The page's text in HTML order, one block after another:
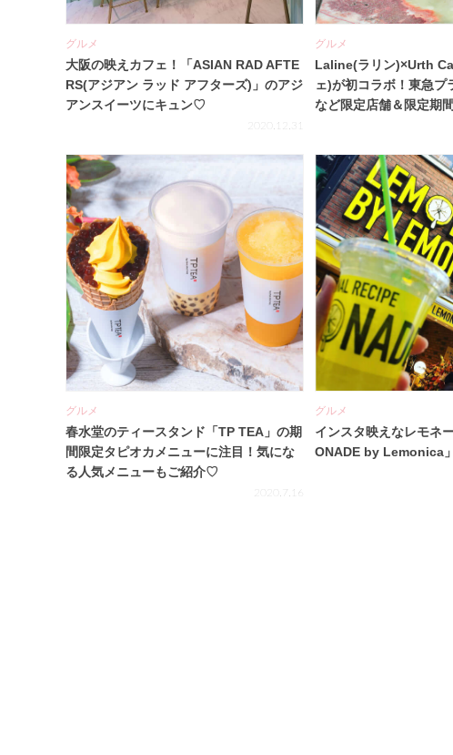
グルメ
大阪の映えカフェ！「ASIAN RAD AFTE
RS(アジアン ラッド アフターズ)」のアジ
アンスイーツにキュン♡
2020.12.31
グルメ
Laline(ラリン)×Urth
ェ)が初コラボ！東急プ
など限定店舗＆限定期
グルメ
春水堂のティースタンド「TP TEA」の期
間限定タピオカメニューに注目！気にな
る人気メニューもご紹介♡
2020.7.16
グルメ
インスタ映えなレモネ
ONADE by Lemonica